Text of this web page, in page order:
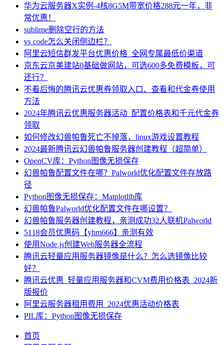
华为云服务器X实例-4核8G5M带宽价格288元一年，非
常优惠！
sublime删除空行的方法
vs code怎么关闭侧边栏？
阿里云短信群发平台优惠价格_全网专属最低价渠道
京东云京美建站0基础做网站，可选600多免费模板，可
还行？
不看后悔的腾讯云优惠券领取入口、查看和代金券使用
方法
2024年腾讯云优惠服务器活动_配置价格表和千元代金券
领取
如何修改幻兽帕鲁死亡不掉落，linux游戏设置教程
2024最新腾讯云幻兽帕鲁服务器创建教程（超简单）
OpenCV库：Python图像无损保存
幻兽帕鲁配置文件在哪？Palworld优化配置文件存放路
径
Python图像无损保存：Matplotlib库
幻兽帕鲁Palworld优化配置文件在哪设置？
幻兽帕鲁服务器创建教程，亲测成功32人联机Palworld
5118会员优惠码【yhm666】亲测有效
使用Node.js创建Web服务器全流程
腾讯云轻量应用服务器镜像是什么？怎么选镜像比较
好？
腾讯云优惠_轻量应用服务器和CVM费用价格表_2024新
版报价
阿里云服务器租用费用_2024优惠活动价格表
PIL库：Python图像无损保存
首页